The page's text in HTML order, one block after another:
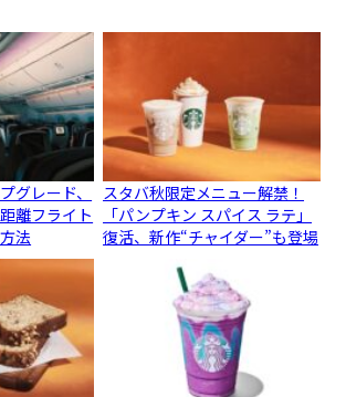
グレード、
離フライト
法
スタバ秋限定メニュー解禁！
「パンプキン スパイス ラテ」
復活、新作“チャイダー”も登場